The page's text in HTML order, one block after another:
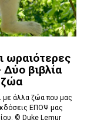
ωραιότερες
βιβλία
με άλλα ζώα που μας
ΕΠΟΨ μας
© Duke Lemur